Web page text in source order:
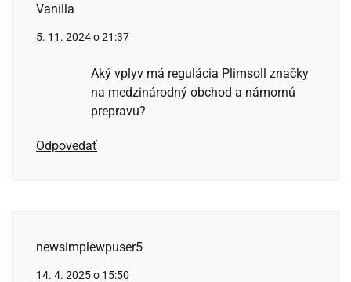
Vanilla
5. 11. 2024 o 21:37
Aký vplyv má regulácia Plimsoll značky
na medzinárodný obchod a námornú
prepravu?
Odpovedať
newsimplewpuser5
14. 4. 2025 o 15:50